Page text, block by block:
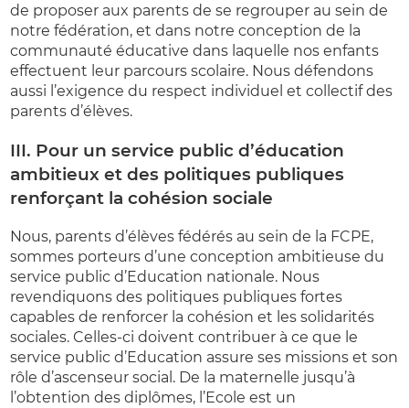
de proposer aux parents de se regrouper au sein de
notre fédération, et dans notre conception de la
communauté éducative dans laquelle nos enfants
effectuent leur parcours scolaire. Nous défendons
aussi l’exigence du respect individuel et collectif des
parents d’élèves.
III. Pour un service public d’éducation
ambitieux et des politiques publiques
renforçant la cohésion sociale
Nous, parents d’élèves fédérés au sein de la FCPE,
sommes porteurs d’une conception ambitieuse du
service public d’Education nationale. Nous
revendiquons des politiques publiques fortes
capables de renforcer la cohésion et les solidarités
sociales. Celles-ci doivent contribuer à ce que le
service public d’Education assure ses missions et son
rôle d’ascenseur social. De la maternelle jusqu’à
l’obtention des diplômes, l’Ecole est un